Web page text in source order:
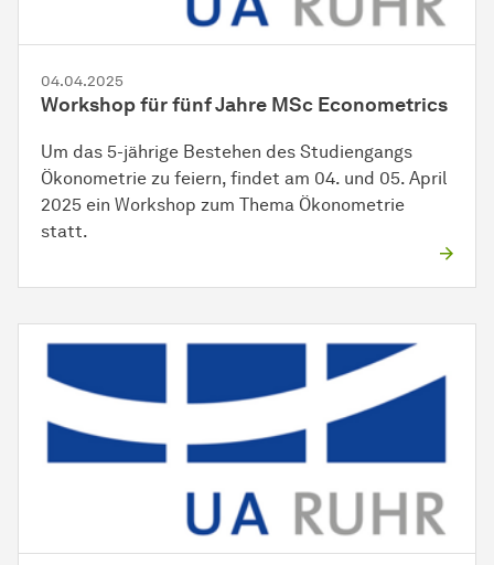
04.04.2025
Workshop für fünf Jahre MSc Econometrics
Um das 5-jährige Bestehen des Studiengangs
Ökonometrie zu feiern, findet am 04. und 05. April
2025 ein Workshop zum Thema Ökonometrie
statt.